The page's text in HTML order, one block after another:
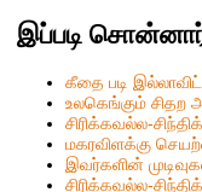
இப்படி
கீதை படி
உலகெங்கும் சிதற
சிரிக்கவல்ல-
மகரவிளக்கு
இவர்களின்
சிரிக்கவல்ல-